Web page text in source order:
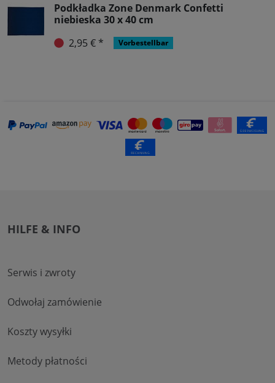
Podkładka Zone Denmark Confetti
niebieska 30 x 40 cm
2,95 € *
Vorbestellbar
HILFE & INFO
Serwis i zwroty
Odwołaj zamówienie
Koszty wysyłki
Metody płatności